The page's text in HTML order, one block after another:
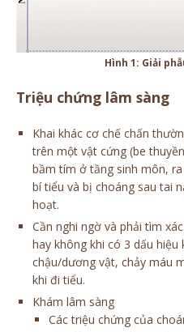
Hình 1: Giải
Triệu chứng lâm sàng
Khai khác cơ chế chấn
trên một vật cứng (be
bầm tím ở tầng sinh môn,
bí tiểu và bị choáng sau tai
hoạt.
Cần nghi ngờ và phải tìm
hay không khi có 3 dấu
chậu/dương vật, chảy máu
khi đi tiểu.
Khám lâm sàng
Các triệu chứng của